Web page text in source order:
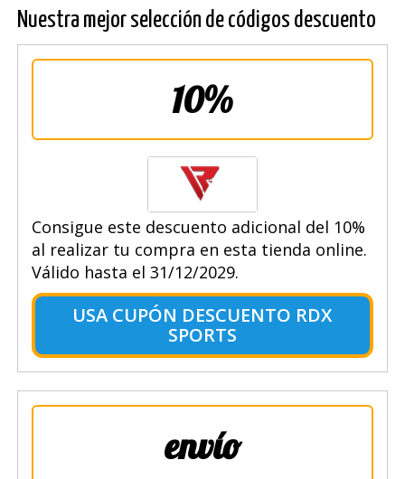
Nuestra mejor selección de códigos descuento
10%
Consigue este descuento adicional del 10%
al realizar tu compra en esta tienda online.
Válido hasta el 31/12/2029.
USA CUPÓN DESCUENTO RDX
SPORTS
envío